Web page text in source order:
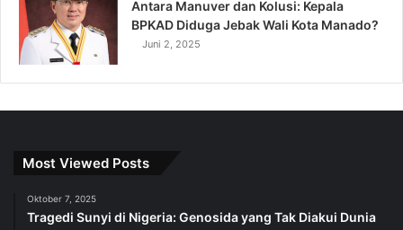
Antara Manuver dan Kolusi: Kepala
BPKAD Diduga Jebak Wali Kota Manado?
Juni 2, 2025
Most Viewed Posts
Oktober 7, 2025
Tragedi Sunyi di Nigeria: Genosida yang Tak Diakui Dunia